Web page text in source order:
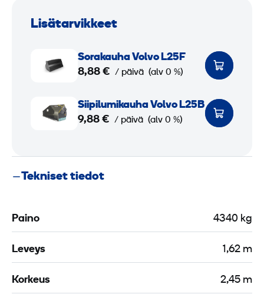
Lisätarvikkeet
h
a
l
o
Sorakauha Volvo L25F
8,88 € / päivä (alv 0 %)
i
l
i
a
Siipilumikauha Volvo L25B
9,88 € / päivä (alv 0 %)
Tekniset tiedot
Paino 4340 kg
Leveys 1,62 m
Korkeus 2,45 m